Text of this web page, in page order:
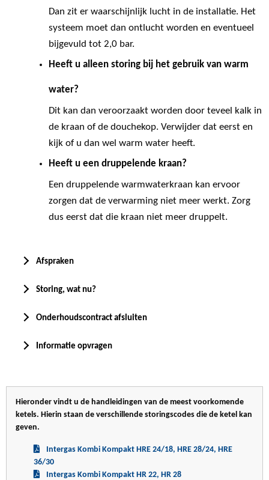
Dan zit er waarschijnlijk lucht in de installatie. Het
systeem moet dan ontlucht worden en eventueel
bijgevuld tot 2,0 bar.
Heeft u alleen storing bij het gebruik van warm
water?
Dit kan dan veroorzaakt worden door teveel kalk in
de kraan of de douchekop. Verwijder dat eerst en
kijk of u dan wel warm water heeft.
Heeft u een druppelende kraan?
Een druppelende warmwaterkraan kan ervoor
zorgen dat de verwarming niet meer werkt. Zorg
dus eerst dat die kraan niet meer druppelt.
Afspraken
Storing, wat nu?
Onderhoudscontract afsluiten
Informatie opvragen
Hieronder vindt u de handleidingen van de meest voorkomende
ketels. Hierin staan de verschillende storingscodes die de ketel kan
geven.
Intergas Kombi Kompakt HRE 24/18, HRE 28/24, HRE
36/30
Intergas Kombi Kompakt HR 22, HR 28